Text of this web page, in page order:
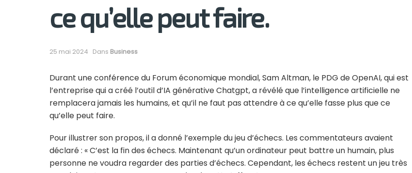
ce qu’elle peut faire.
25 mai 2024 Dans Business
Durant une conférence du Forum économique mondial, Sam Altman, le PDG de OpenAI, qui est
l’entreprise qui a créé l’outil d’IA générative Chatgpt, a révélé que l’intelligence artificielle ne
remplacera jamais les humains, et qu’il ne faut pas attendre à ce qu’elle fasse plus que ce
qu’elle peut faire.
Pour illustrer son propos, il a donné l’exemple du jeu d’échecs. Les commentateurs avaient
déclaré : « C’est la fin des échecs. Maintenant qu’un ordinateur peut battre un humain, plus
personne ne voudra regarder des parties d’échecs. Cependant, les échecs restent un jeu très